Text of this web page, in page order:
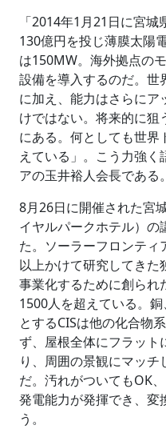
「2014年1月21日に宮城
130億円を投じ薄膜太陽
は150MW。海外拠点の
設備を導入するのだ。世
に加え、能力はさらにア
けではない。将来的に狙
にある。何としても世
えている」。こう力強く
アの玉井裕人会長である。
8月26日に開催された宮
イヤルパークホテル）の
た。ソーラーフロンテ
以上かけて研究してきた
事業化するために創られ
1500人を超えている。
とするCISは他の化合物
ず、屋根全体にフラット
り、周囲の景観にマッ
だ。汚れがついてもOK
発電能力が発揮でき、変
う。